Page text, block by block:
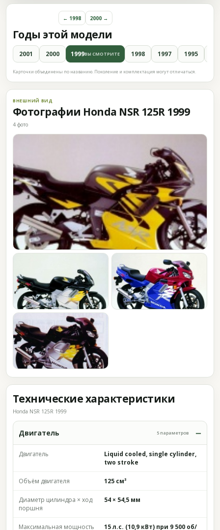
Годы этой модели
← 1998 2000 →
2001 2000 1999ВЫ СМОТРИТЕ 1998 1997 1995
Карточки объединены по названию. Поколение и комплектация могут отличаться.
ВНЕШНИЙ ВИД
Фотографии Honda NSR 125R 1999
4 фото
Технические характеристики
Honda NSR 125R 1999
Двигатель 5 параметров
Двигатель
Liquid cooled, single cylinder,
two stroke
Объём двигателя 125 см³
Диаметр цилиндра × ход
поршня
54 × 54,5 мм
Максимальная мощность 15 л.с. (10,9 кВт) при 9 500 об/